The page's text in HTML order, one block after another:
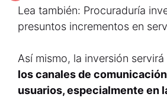
Lea también: Procuraduría
presuntos incrementos en
Así mismo, la inversión servirá
los canales de
usuarios, especialmente en